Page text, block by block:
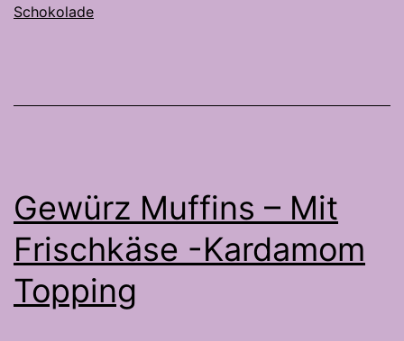
Schokolade
Gewürz Muffins – Mit
Frischkäse -Kardamom
Topping